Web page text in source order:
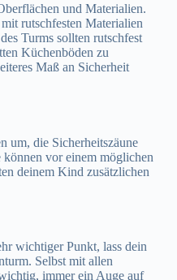
und Materialien.
rutschfesten Materialien
Turms sollten rutschfest
Küchenböden zu
Maß an Sicherheit
um, die Sicherheitszäune
vor einem möglichen
deinem Kind zusätzlichen
wichtiger Punkt, lass dein
Selbst mit allen
immer ein Auge auf